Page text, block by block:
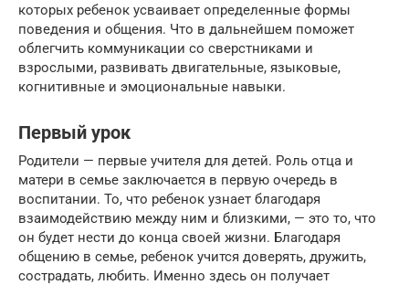
которых ребенок усваивает определенные формы
поведения и общения. Что в дальнейшем поможет
облегчить коммуникации со сверстниками и
взрослыми, развивать двигательные, языковые,
когнитивные и эмоциональные навыки.
Первый урок
Родители — первые учителя для детей. Роль отца и
матери в семье заключается в первую очередь в
воспитании. То, что ребенок узнает благодаря
взаимодействию между ним и близкими, — это то, что
он будет нести до конца своей жизни. Благодаря
общению в семье, ребенок учится доверять, дружить,
сострадать, любить. Именно здесь он получает